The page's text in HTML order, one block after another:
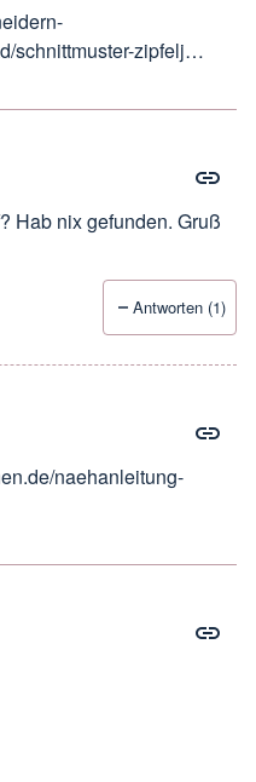
schnittmuster-zipfelj…
Hab nix gefunden. Gruß
Antworten (1)
naehanleitung-